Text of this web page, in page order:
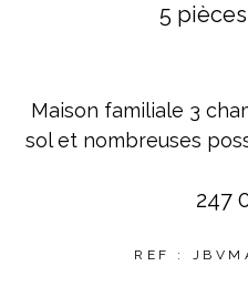
5
Maison familiale 3
sol et nombreuses
247
REF :